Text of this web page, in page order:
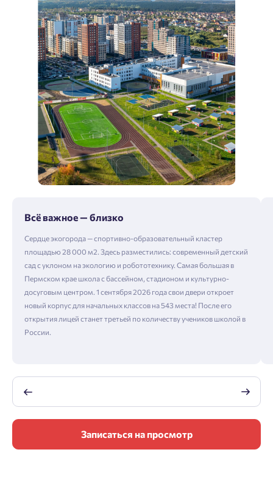
Всё важное — близко
Сердце экогорода — спортивно-образовательный кластер
площадью 28 000 м2. Здесь разместились: современный детский
сад с уклоном на экологию и робототехнику. Самая большая в
Пермском крае школа с бассейном, стадионом и культурно-
досуговым центром. 1 сентября 2026 года свои двери откроет
новый корпус для начальных классов на 543 места! После его
открытия лицей станет третьей по количеству учеников школой в
России.
Записаться на просмотр